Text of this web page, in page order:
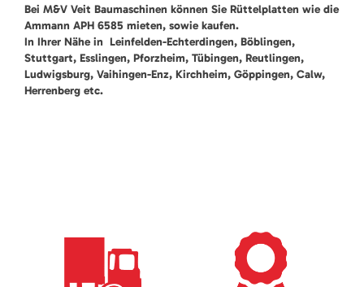
Bei M&V Veit Baumaschinen können Sie Rüttelplatten wie die
Ammann APH 6585 mieten, sowie kaufen.
In Ihrer Nähe in Leinfelden-Echterdingen, Böblingen,
Stuttgart, Esslingen, Pforzheim, Tübingen, Reutlingen,
Ludwigsburg, Vaihingen-Enz, Kirchheim, Göppingen, Calw,
Herrenberg etc.